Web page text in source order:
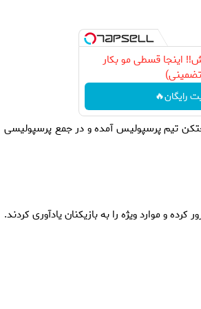
اینجا قسطی مو بکار
رایگان🔥
تیم پرسپولیس آمده و در جمع پرسپولیسی